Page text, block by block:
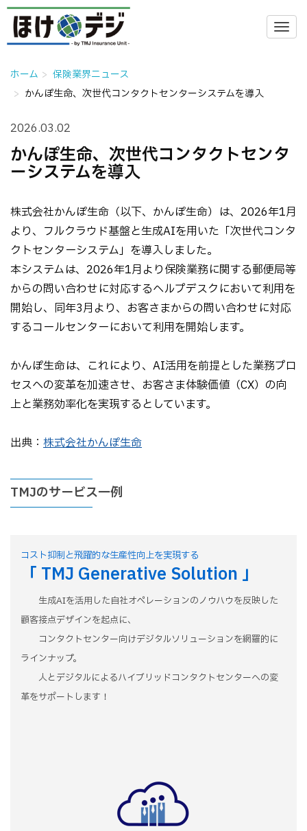
ホーム
保険業界ニュース
かんぽ生命、次世代コンタクトセンターシステムを導入
2026.03.02
かんぽ生命、次世代コンタクトセンタ
ーシステムを導入
株式会社かんぽ生命（以下、かんぽ生命）は、2026年1月
より、フルクラウド基盤と生成AIを用いた「次世代コンタ
クトセンターシステム」を導入しました。
本システムは、2026年1月より保険業務に関する郵便局等
からの問い合わせに対応するヘルプデスクにおいて利用を
開始し、同年3月より、お客さまからの問い合わせに対応
するコールセンターにおいて利用を開始します。
かんぽ生命は、これにより、AI活用を前提とした業務プロ
セスへの変革を加速させ、お客さま体験価値（CX）の向
上と業務効率化を実現するとしています。
出典： 株式会社かんぽ生命
TMJのサービス一例
コスト抑制と飛躍的な生産性向上を実現する
「 TMJ Generative Solution 」
生成AIを活用した自社オペレーションのノウハウを反映した
顧客接点デザインを起点に、
コンタクトセンター向けデジタルソリューションを網羅的に
ラインナップ。
人とデジタルによるハイブリッドコンタクトセンターへの変
革をサポートします！